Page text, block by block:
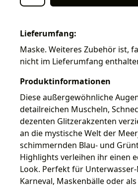
Lieferumfang:
Maske. Weiteres Zubehör ist,
nicht im Lieferumfang
Produktinformationen
Diese außergewöhnliche
detailreichen Muscheln,
dezenten Glitzerakzenten
an die mystische Welt der
schimmernden Blau- und
Highlights verleihen ihr einen
Look. Perfekt für
Karneval, Maskenbälle oder